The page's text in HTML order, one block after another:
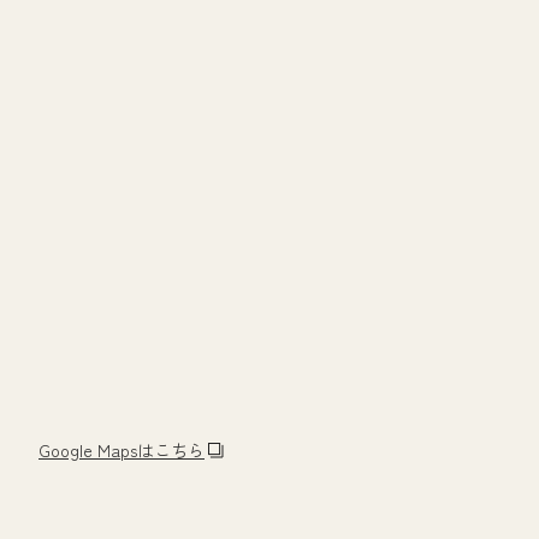
Google Mapsはこちら